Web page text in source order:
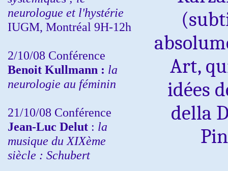
neurologue et l'hystérie
IUGM, Montréal 9H-12h
2/10/08 Conférence
Benoit Kullmann : la
neurologie au féminin
21/10/08 Conférence
Jean-Luc Delut : la
musique du XIXème
siècle : Schubert
Art,
idées
della